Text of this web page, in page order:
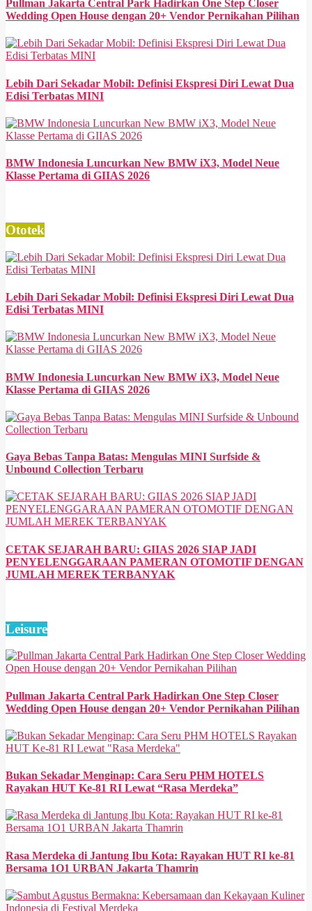
Pullman Jakarta Central Park Hadirkan One Step Closer
Wedding Open House dengan 20+ Vendor Pernikahan Pilihan
Lebih Dari Sekadar Mobil: Definisi Ekspresi Diri Lewat Dua
Edisi Terbatas MINI
BMW Indonesia Luncurkan New BMW iX3, Model Neue
Klasse Pertama di GIIAS 2026
Ototek
Lebih Dari Sekadar Mobil: Definisi Ekspresi Diri Lewat Dua
Edisi Terbatas MINI
BMW Indonesia Luncurkan New BMW iX3, Model Neue
Klasse Pertama di GIIAS 2026
Gaya Bebas Tanpa Batas: Mengulas MINI Surfside &
Unbound Collection Terbaru
CETAK SEJARAH BARU: GIIAS 2026 SIAP JADI
PENYELENGGARAAN PAMERAN OTOMOTIF DENGAN
JUMLAH MEREK TERBANYAK
Leisure
Pullman Jakarta Central Park Hadirkan One Step Closer
Wedding Open House dengan 20+ Vendor Pernikahan Pilihan
Bukan Sekadar Menginap: Cara Seru PHM HOTELS
Rayakan HUT Ke-81 RI Lewat “Rasa Merdeka”
Rasa Merdeka di Jantung Ibu Kota: Rayakan HUT RI ke-81
Bersama 1O1 URBAN Jakarta Thamrin